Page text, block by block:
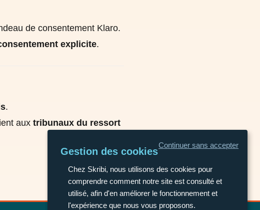
de consentement Klaro.
explicite.
.
aux tribunaux du ressort
Gestion des cookies
Chez Skribi, nous utilisons des cookies pour
comprendre comment notre site est consulté et
utilisé, afin d'en améliorer le fonctionnement et
l'expérience que nous vous proposons.
Continuer sans accepter